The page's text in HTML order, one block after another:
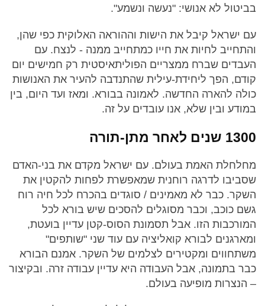
בביטול לא אנושי: "נעשה ונשמע".
עם ישראל קיבל את הישות וההוראה האלוקית כפי שהן,
והתחייב לחיות את חייו כמתחייב ממנה - לנצח. עם
העבדים שברח ממצריים הפוליתאיסטית רק חמישים יום
קודם, הפך ליחידת-עילית שהתנדבה להעיר את האנושות
כולה להארה החדשה. לאמונה בבורא. ומאז ועד היום, בין
במודע ובין שלא, אנו עובדים על זה.
1300 שנים לאחר מתן-תורה
מחלחלת האמת בעולם. עם ישראל מקדם את בני-האדם
שסביבו לדרגה רוחנית שמאפשרת לפחות להקטין את
השקר. כבר לא מאמינים / סוגדים בהכרח לכל חיה רוח
גשם כוכב, וכבר מסוגלים להסכים שיש בורא לכל
המורכבות הזו. אבל תסמונת הסוס-קטן עדיין בועטת,
ומארגנים לבורא קואליציה עם עוד שני "שותפים"
משתחווים ומקטירים לצלמים של השקר. אמנם הבורא
כבר בתמונה, אבל העבודה היא עדיין עבודה זרה. ובקיצור
– הנצרות מופיעה בעולם.